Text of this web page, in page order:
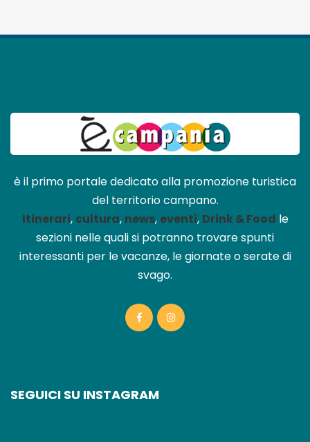
è il primo portale dedicato alla promozione turistica
del territorio campano.
Itinerari, cultura, news, eventi, Drink & Food le
sezioni nelle quali si potranno trovare spunti
interessanti per le vacanze, le giornate o serate di
svago.
SEGUICI SU INSTAGRAM